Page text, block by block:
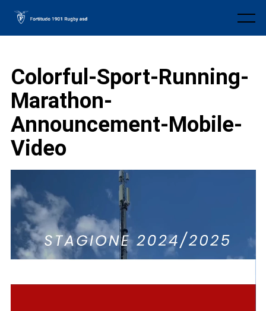
content
Menu
Colorful-Sport-Running-
Marathon-
Announcement-Mobile-
Video
Player